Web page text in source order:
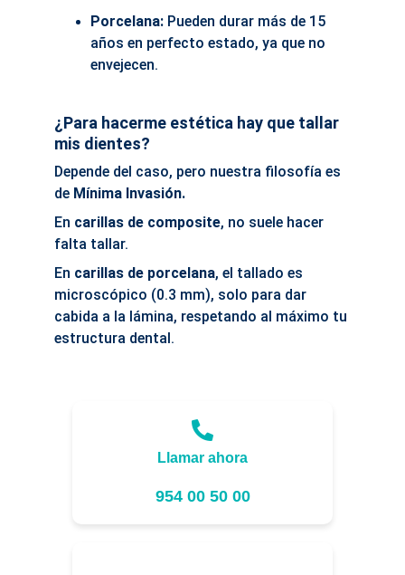
¿Para hacerme estética hay que tallar
mis dientes?
Depende del caso, pero nuestra filosofía es
de Mínima Invasión.
En carillas de composite, no suele hacer
falta tallar.
En carillas de porcelana, el tallado es
microscópico (0.3 mm), solo para dar
cabida a la lámina, respetando al máximo tu
estructura dental.
Porcelana: Pueden durar más de 15
años en perfecto estado, ya que no
envejecen.